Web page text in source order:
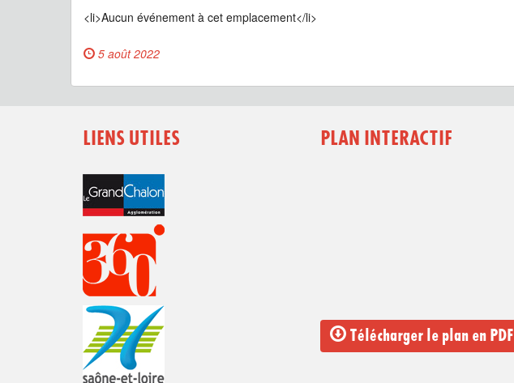
<li>Aucun événement à cet emplacement</li>
5 août 2022
LIENS UTILES PLAN INTERACTIF
Télécharger le plan en PDF